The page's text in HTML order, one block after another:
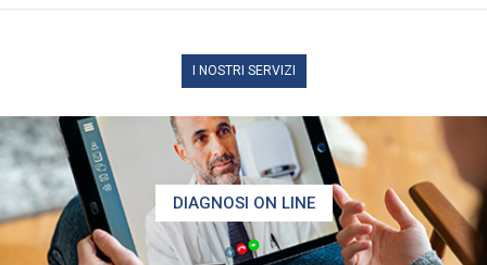
I NOSTRI SERVIZI
DIAGNOSI ON LINE